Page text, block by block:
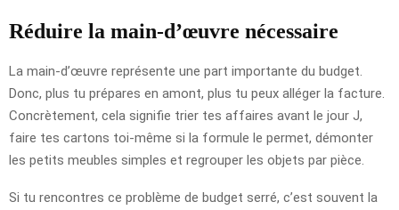
Réduire la main-d’œuvre nécessaire
La main-d’œuvre représente une part importante du budget.
Donc, plus tu prépares en amont, plus tu peux alléger la facture.
Concrètement, cela signifie trier tes affaires avant le jour J,
faire tes cartons toi-même si la formule le permet, démonter
les petits meubles simples et regrouper les objets par pièce.
Si tu rencontres ce problème de budget serré, c’est souvent la